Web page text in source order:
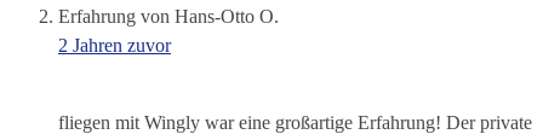
Erfahrung von Hans-Otto O.
2 Jahren zuvor
fliegen mit Wingly war eine großartige Erfahrung! Der private